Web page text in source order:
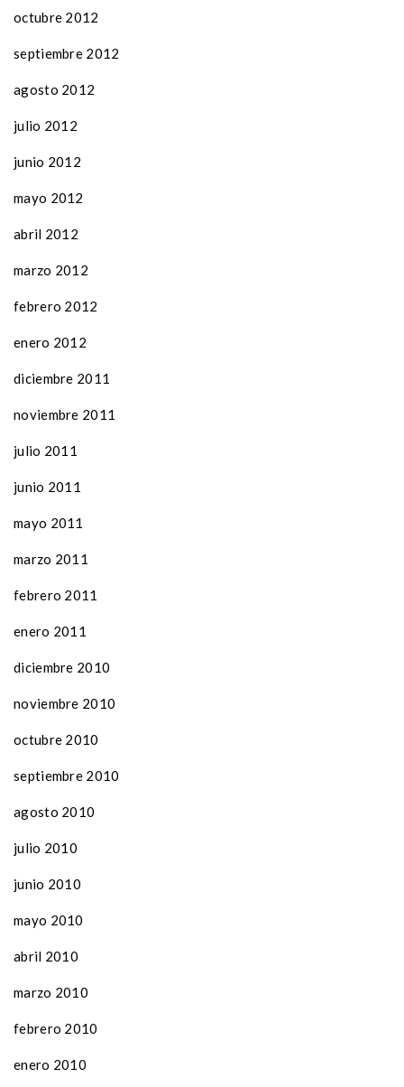
octubre 2012
septiembre 2012
agosto 2012
julio 2012
junio 2012
mayo 2012
abril 2012
marzo 2012
febrero 2012
enero 2012
diciembre 2011
noviembre 2011
julio 2011
junio 2011
mayo 2011
marzo 2011
febrero 2011
enero 2011
diciembre 2010
noviembre 2010
octubre 2010
septiembre 2010
agosto 2010
julio 2010
junio 2010
mayo 2010
abril 2010
marzo 2010
febrero 2010
enero 2010